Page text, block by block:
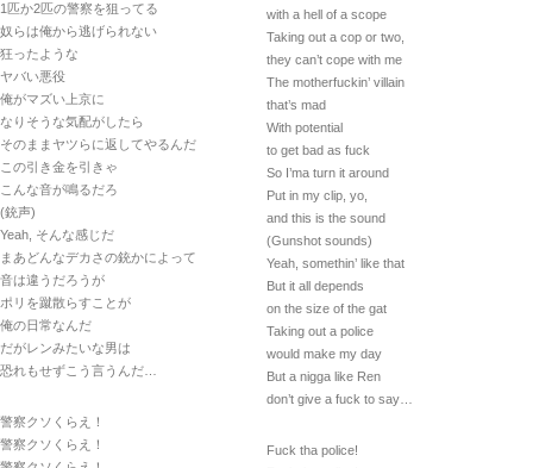
1匹か2匹の警察を狙ってる
奴らは俺から逃げられない
狂ったような
ヤバい悪役
俺がマズい上京に
なりそうな気配がしたら
そのままヤツらに返してやるんだ
この引き金を引きゃ
こんな音が鳴るだろ
(銃声)
Yeah, そんな感じだ
まあどんなデカさの銃かによって
音は違うだろうが
ポリを蹴散らすことが
俺の日常なんだ
だがレンみたいな男は
恐れもせずこう言うんだ…
警察クソくらえ！
警察クソくらえ！
with a hell of a scope
Taking out a cop or two,
they can’t cope with me
The motherfuckin’ villain
that’s mad
With potential
to get bad as fuck
So I’ma turn it around
Put in my clip, yo,
and this is the sound
(Gunshot sounds)
Yeah, somethin’ like that
But it all depends
on the size of the gat
Taking out a police
would make my day
But a nigga like Ren
don’t give a fuck to say…
Fuck tha police!